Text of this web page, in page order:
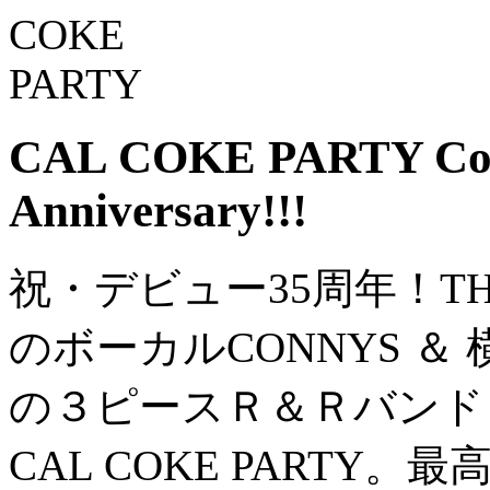
CAL COKE PARTY
Anniversary!!!
祝・デビュー35周年！
のボーカルCONNYS ＆
の３ピースＲ＆Ｒバン
CAL COKE PARTY。最